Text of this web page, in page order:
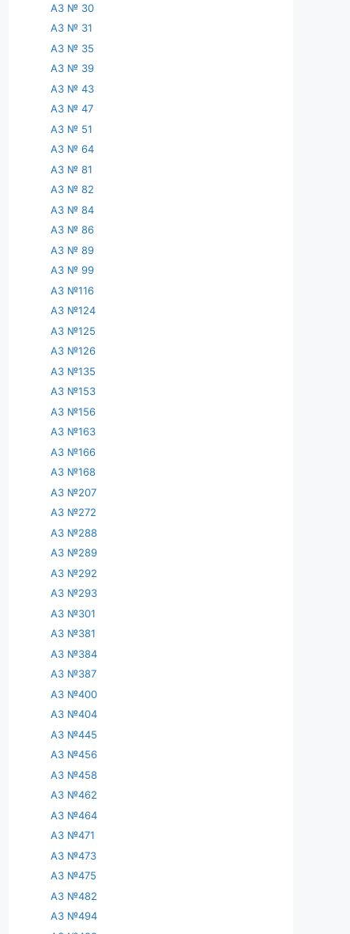
АЗ № 30
АЗ № 31
АЗ № 35
АЗ № 39
АЗ № 43
АЗ № 47
АЗ № 51
АЗ № 64
АЗ № 81
АЗ № 82
АЗ № 84
АЗ № 86
АЗ № 89
АЗ № 99
АЗ №116
АЗ №124
АЗ №125
АЗ №126
АЗ №135
АЗ №153
АЗ №156
АЗ №163
АЗ №166
АЗ №168
АЗ №207
АЗ №272
АЗ №288
АЗ №289
АЗ №292
АЗ №293
АЗ №301
АЗ №381
АЗ №384
АЗ №387
АЗ №400
АЗ №404
АЗ №445
АЗ №456
АЗ №458
АЗ №462
АЗ №464
АЗ №471
АЗ №473
АЗ №475
АЗ №482
АЗ №494